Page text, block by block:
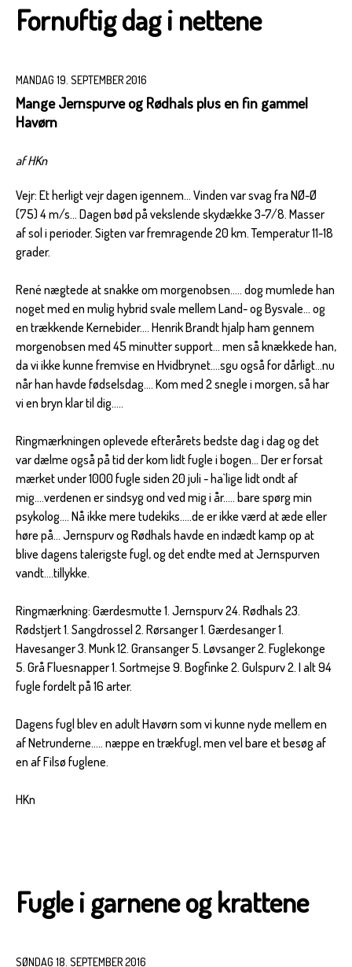
Fornuftig dag i nettene
MANDAG 19. SEPTEMBER 2016
Mange Jernspurve og Rødhals plus en fin gammel
Havørn
af HKn
Vejr: Et herligt vejr dagen igennem... Vinden var svag fra NØ-Ø
(75) 4 m/s... Dagen bød på vekslende skydække 3-7/8. Masser
af sol i perioder. Sigten var fremragende 20 km. Temperatur 11-18
grader.
René nægtede at snakke om morgenobsen..... dog mumlede han
noget med en mulig hybrid svale mellem Land- og Bysvale... og
en trækkende Kernebider.... Henrik Brandt hjalp ham gennem
morgenobsen med 45 minutter support... men så knækkede han,
da vi ikke kunne fremvise en Hvidbrynet....sgu også for dårligt...nu
når han havde fødselsdag.... Kom med 2 snegle i morgen, så har
vi en bryn klar til dig.....
Ringmærkningen oplevede efterårets bedste dag i dag og det
var dælme også på tid der kom lidt fugle i bogen... Der er forsat
mærket under 1000 fugle siden 20 juli - ha`lige lidt ondt af
mig....verdenen er sindsyg ond ved mig i år..... bare spørg min
psykolog.... Nå ikke mere tudekiks.....de er ikke værd at æde eller
høre på... Jernspurv og Rødhals havde en indædt kamp op at
blive dagens talerigste fugl, og det endte med at Jernspurven
vandt....tillykke.
Ringmærkning: Gærdesmutte 1. Jernspurv 24. Rødhals 23.
Rødstjert 1. Sangdrossel 2. Rørsanger 1. Gærdesanger 1.
Havesanger 3. Munk 12. Gransanger 5. Løvsanger 2. Fuglekonge
5. Grå Fluesnapper 1. Sortmejse 9. Bogfinke 2. Gulspurv 2. I alt 94
fugle fordelt på 16 arter.
Dagens fugl blev en adult Havørn som vi kunne nyde mellem en
af Netrunderne..... næppe en trækfugl, men vel bare et besøg af
en af Filsø fuglene.
HKn
Fugle i garnene og krattene
SØNDAG 18. SEPTEMBER 2016